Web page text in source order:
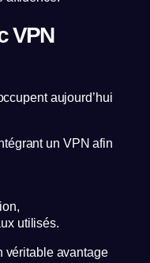
VPN
aujourd’hui
un VPN afin
utilisés.
véritable avantage